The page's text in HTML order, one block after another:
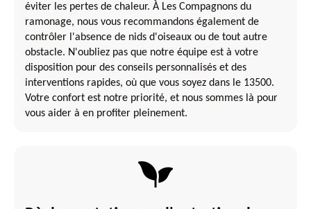
éviter les pertes de chaleur. À Les Compagnons du
ramonage, nous vous recommandons également de
contrôler l'absence de nids d'oiseaux ou de tout autre
obstacle. N'oubliez pas que notre équipe est à votre
disposition pour des conseils personnalisés et des
interventions rapides, où que vous soyez dans le 13500.
Votre confort est notre priorité, et nous sommes là pour
vous aider à en profiter pleinement.